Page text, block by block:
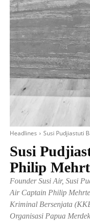
Headlines Susi Pudjiastuti
Susi
Philip
Founder Susi Air, Susi
Air Captain Philip
Kriminal Bersenjata
Organisasi Papua